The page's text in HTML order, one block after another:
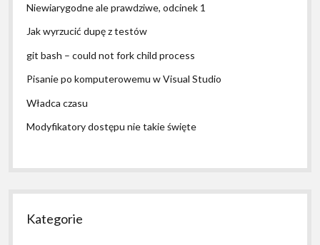
Niewiarygodne ale prawdziwe, odcinek 1
Jak wyrzucić dupę z testów
git bash – could not fork child process
Pisanie po komputerowemu w Visual Studio
Władca czasu
Modyfikatory dostępu nie takie święte
Kategorie